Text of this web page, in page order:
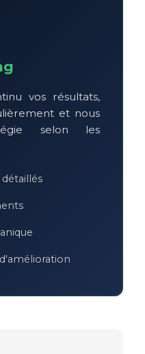
vos résultats,
et nous
selon les